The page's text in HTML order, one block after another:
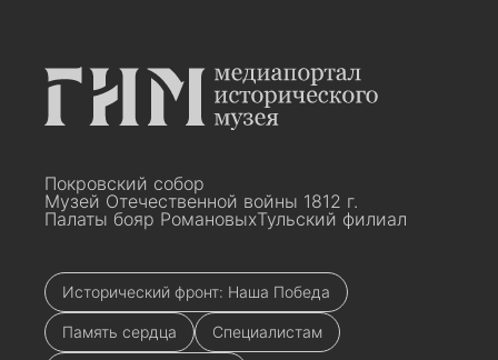
Покровский собор
Музей Отечественной войны 1812 г.
Палаты бояр РомановыхТульский филиал
Исторический фронт: Наша Победа
Память сердца Специалистам